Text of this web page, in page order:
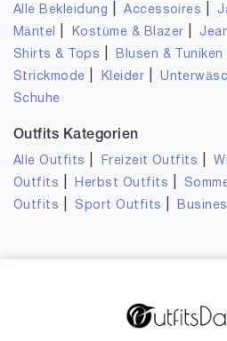
Alle Bekleidung |Accessoires
Mäntel Kostüme & Blazer
Shirts & Tops Blusen & Tuniken
Strickmode
Kleider |
Schuhe
Outfits Kategorien
Alle Outfits Freizeit Outfits |
Outfits
Herbst Outfits
Outfits
Sport Outfits